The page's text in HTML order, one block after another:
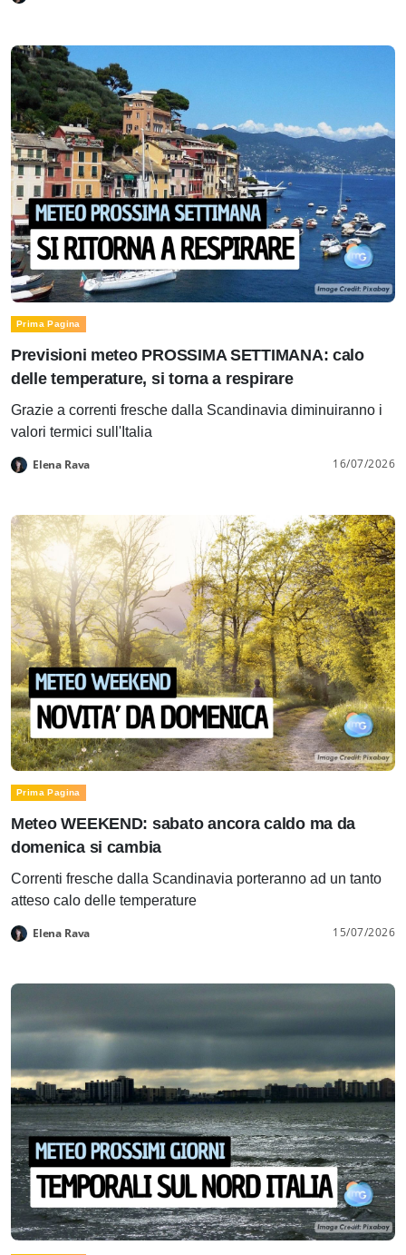
Prima Pagina
Previsioni meteo PROSSIMA SETTIMANA: calo
delle temperature, si torna a respirare
Grazie a correnti fresche dalla Scandinavia diminuiranno i
valori termici sull'Italia
Elena Rava 16/07/2026
Prima Pagina
Meteo WEEKEND: sabato ancora caldo ma da
domenica si cambia
Correnti fresche dalla Scandinavia porteranno ad un tanto
atteso calo delle temperature
Elena Rava 15/07/2026